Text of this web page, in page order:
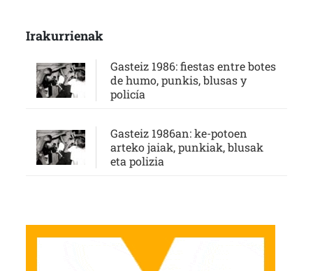
Irakurrienak
Gasteiz 1986: fiestas entre botes
de humo, punkis, blusas y
policía
Gasteiz 1986an: ke-potoen
arteko jaiak, punkiak, blusak
eta polizia